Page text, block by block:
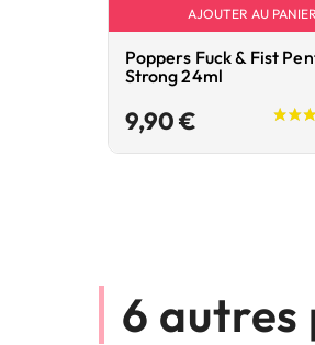
AJOUTER AU PANIER
Poppers Fuck & Fist
Strong 24ml
9,90 €
6 autres